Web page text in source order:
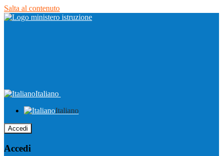
Salta al contenuto
Italiano
Italiano
Accedi
Accedi